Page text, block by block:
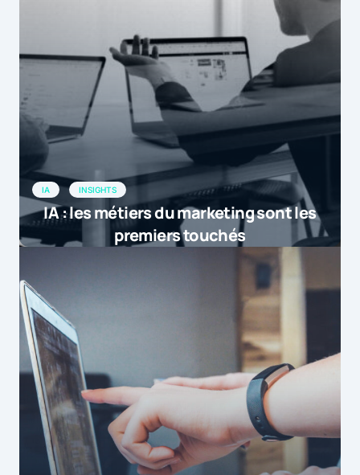
IA INSIGHTS
IA : les métiers du marketing sont les
premiers touchés